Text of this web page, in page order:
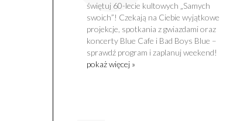
świętuj 60-lecie kultowych „Samych
swoich”! Czekają na Ciebie wyjątkowe
projekcje, spotkania z gwiazdami oraz
koncerty Blue Cafe i Bad Boys Blue –
sprawdź program i zaplanuj weekend!
pokaż więcej »